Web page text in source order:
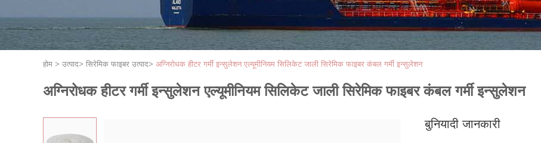
होम > उत्पाद> सिरेमिक फाइबर उत्पाद> अग्निरोधक हीटर गर्मी इन्सुलेशन एल्यूमीनियम सिलिकेट जाली सिरेमिक फाइबर कंबल गर्मी इन्सुलेशन
अग्निरोधक हीटर गर्मी इन्सुलेशन एल्यूमीनियम सिलिकेट जाली सिरेमिक फाइबर कंबल गर्मी इन्सुलेशन
बुनियादी जानकारी